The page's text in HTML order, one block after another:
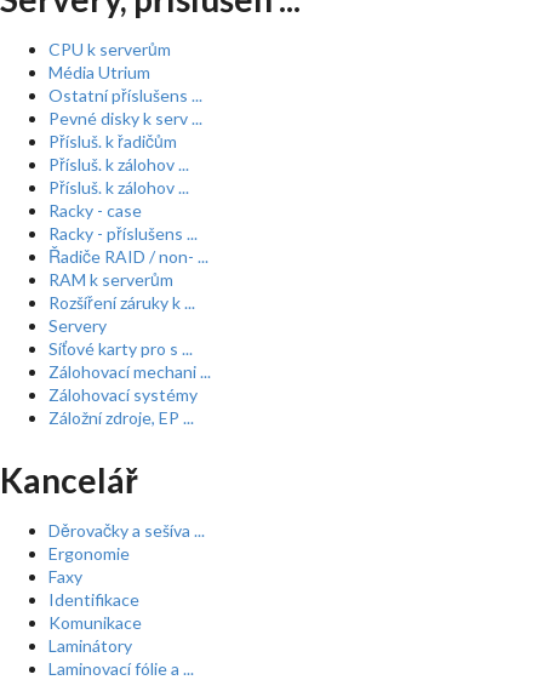
CPU k serverům
Média Utrium
Ostatní příslušens ...
Pevné disky k serv ...
Přísluš. k řadičům
Přísluš. k zálohov ...
Přísluš. k zálohov ...
Racky - case
Racky - příslušens ...
Řadiče RAID / non- ...
RAM k serverům
Rozšíření záruky k ...
Servery
Síťové karty pro s ...
Zálohovací mechani ...
Zálohovací systémy
Záložní zdroje, EP ...
Kancelář
Děrovačky a sešíva ...
Ergonomie
Faxy
Identifikace
Komunikace
Laminátory
Laminovací fólie a ...